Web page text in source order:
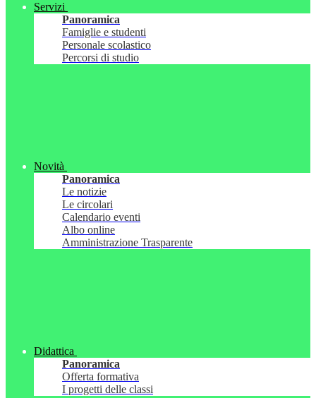
Servizi
Panoramica
Famiglie e studenti
Personale scolastico
Percorsi di studio
Novità
Panoramica
Le notizie
Le circolari
Calendario eventi
Albo online
Amministrazione Trasparente
Didattica
Panoramica
Offerta formativa
I progetti delle classi